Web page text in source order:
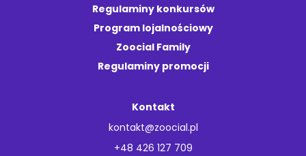
Regulaminy konkursów
Program lojalnościowy
Zoocial Family
Regulaminy promocji
Kontakt
kontakt@zoocial.pl
+48 426 127 709